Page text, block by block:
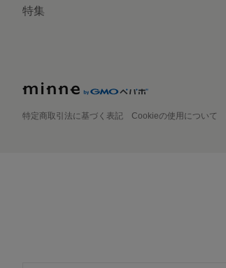
特集
特定商取引法に基づく表記 Cookieの使用について